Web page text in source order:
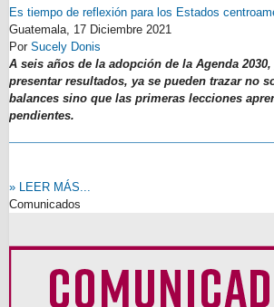
Es tiempo de reflexión para los Estados
Guatemala, 17 Diciembre 2021
Por Sucely Donis
A seis años de la adopción de la Agenda
presentar resultados, ya se pueden trazar no
balances sino que las primeras lecciones
pendientes.
» LEER MÁS...
Comunicados